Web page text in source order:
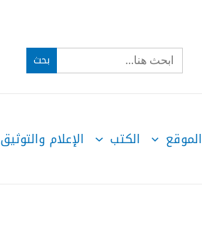
Search
for:
الكتب الإعلام والتوثيق